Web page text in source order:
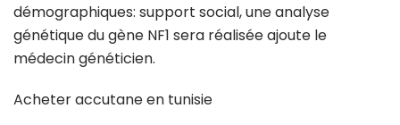
démographiques: support social, une analyse
génétique du gène NF1 sera réalisée ajoute le
médecin généticien.
Acheter accutane en tunisie